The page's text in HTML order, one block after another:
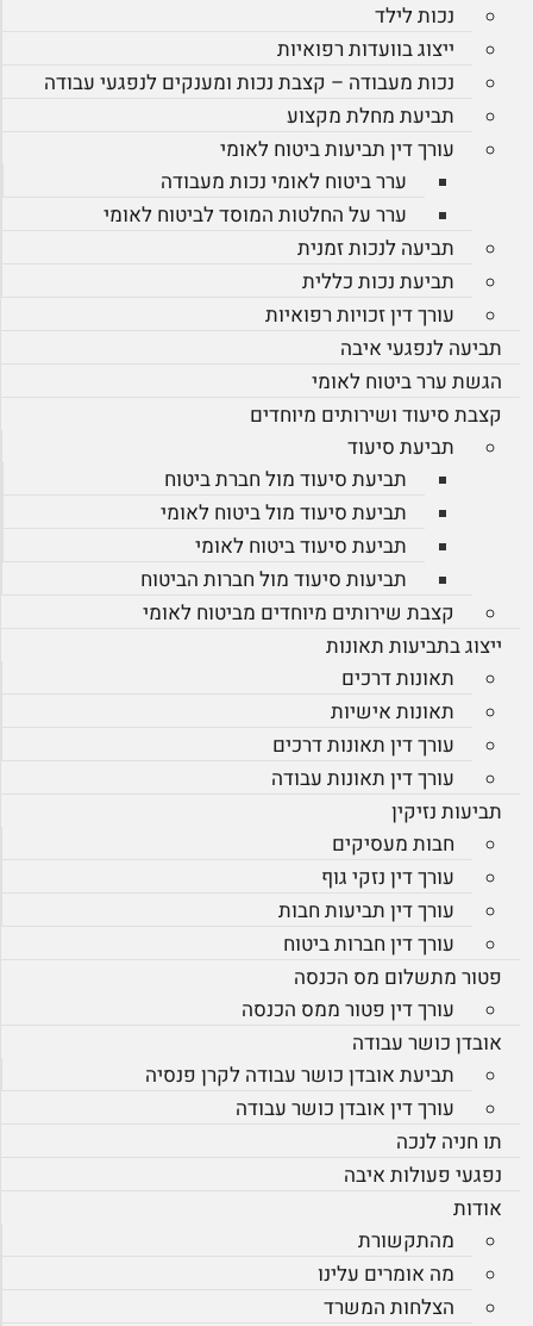
נכות לילד
ייצוג בוועדות רפואיות
נכות מעבודה – קצבת נכות ומענקים לנפגעי עבודה
תביעת מחלת מקצוע
עורך דין תביעות ביטוח לאומי
ערר ביטוח לאומי נכות מעבודה
ערר על החלטות המוסד לביטוח לאומי
תביעה לנכות זמנית
תביעת נכות כללית
עורך דין זכויות רפואיות
תביעה לנפגעי איבה
הגשת ערר ביטוח לאומי
קצבת סיעוד ושירותים מיוחדים
תביעת סיעוד
תביעת סיעוד מול חברת ביטוח
תביעת סיעוד מול ביטוח לאומי
תביעת סיעוד ביטוח לאומי
תביעות סיעוד מול חברות הביטוח
קצבת שירותים מיוחדים מביטוח לאומי
ייצוג בתביעות תאונות
תאונות דרכים
תאונות אישיות
עורך דין תאונות דרכים
עורך דין תאונות עבודה
תביעות נזיקין
חבות מעסיקים
עורך דין נזקי גוף
עורך דין תביעות חבות
עורך דין חברות ביטוח
פטור מתשלום מס הכנסה
עורך דין פטור ממס הכנסה
אובדן כושר עבודה
תביעת אובדן כושר עבודה לקרן פנסיה
עורך דין אובדן כושר עבודה
תו חניה לנכה
נפגעי פעולות איבה
אודות
מהתקשורת
מה אומרים עלינו
הצלחות המשרד